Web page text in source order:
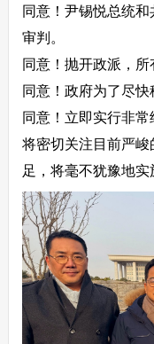
同意！尹锡悦总统
审判。
同意！抛开政派，所
同意！政府为了尽快
同意！立即实行非
将密切关注目前严
足，将毫不犹豫地实